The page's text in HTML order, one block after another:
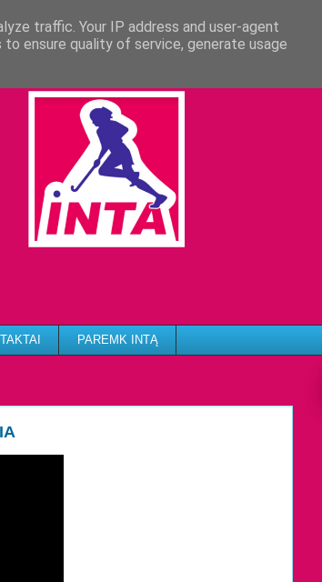
PAREMK INTĄ
traffic. Your IP address and user-agent
ensure quality of service, generate usage